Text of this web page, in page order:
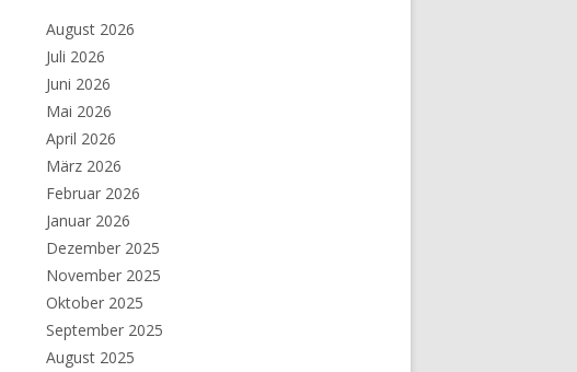
August 2026
Juli 2026
Juni 2026
Mai 2026
April 2026
März 2026
Februar 2026
Januar 2026
Dezember 2025
November 2025
Oktober 2025
September 2025
August 2025